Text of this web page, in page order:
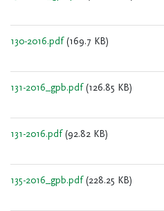
130-2016.pdf (169.7 KB)
131-2016_gpb.pdf (126.85 KB)
131-2016.pdf (92.82 KB)
135-2016_gpb.pdf (228.25 KB)